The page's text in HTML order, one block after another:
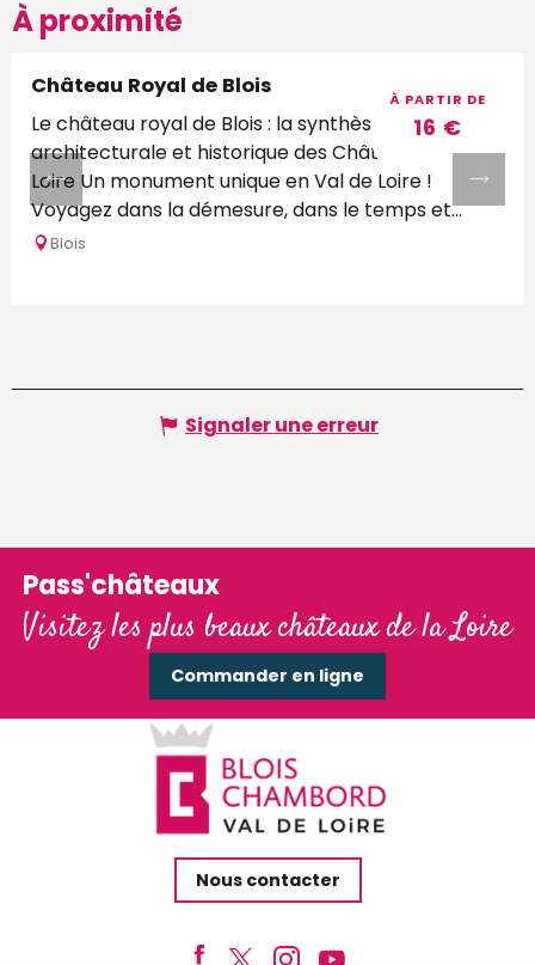
À proximité
À PARTIR DE
16 €
Château Royal de Blois
Le château royal de Blois : la synthèse
architecturale et historique des Châteaux de la
Loire Un monument unique en Val de Loire !
Voyagez dans la démesure, dans le temps et...
Blois
Signaler une erreur
Pass'châteaux
Visitez les plus beaux châteaux de la Loire
Commander en ligne
Nous contacter